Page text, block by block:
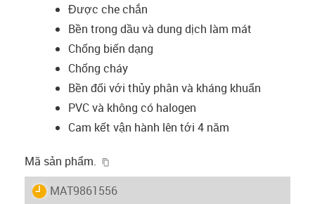
Được che chắn
Bền trong dầu và dung dịch làm mát
Chống biến dạng
Chống cháy
Bền đối với thủy phân và kháng khuẩn
PVC và không có halogen
Cam kết vận hành lên tới 4 năm
Mã sản phẩm.
igus-icon-lieferzeit
MAT9861556